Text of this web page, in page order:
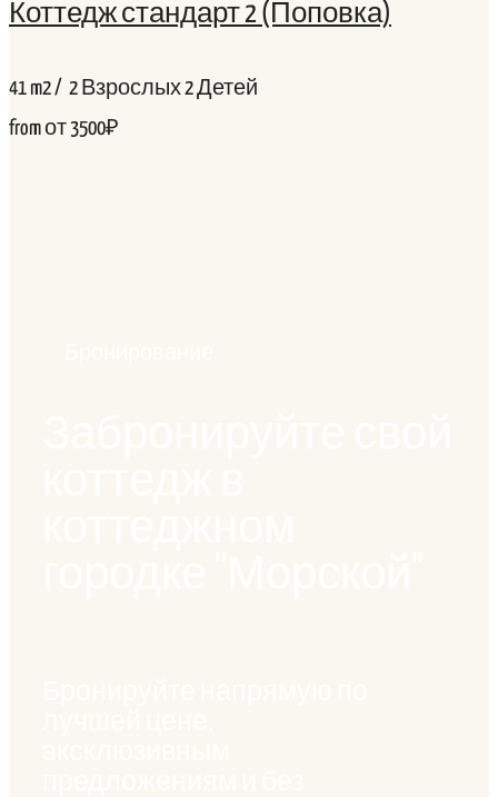
Коттедж стандарт 2 (Поповка)
41 m2/ 2 Взрослых2 Детей
fromот 3500₽